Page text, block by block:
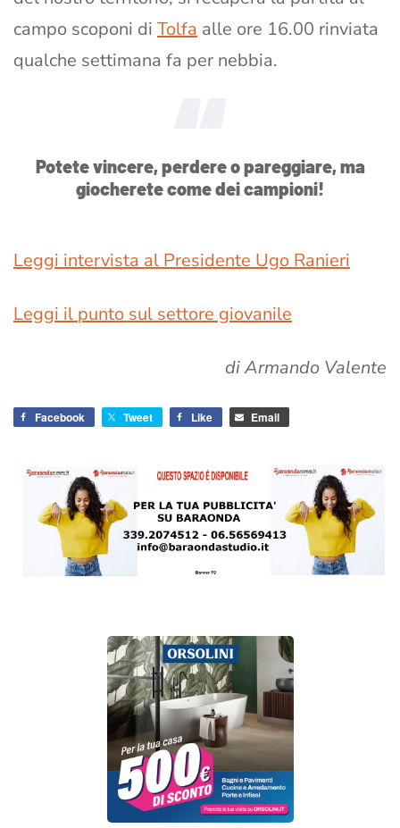
campo scoponi di Tolfa alle ore 16.00 rinviata
qualche settimana fa per nebbia.
Potete vincere, perdere o pareggiare, ma
giocherete come dei campioni!
Leggi intervista al Presidente Ugo Ranieri
Leggi il punto sul settore giovanile
di Armando Valente
Facebook Tweet Like Email